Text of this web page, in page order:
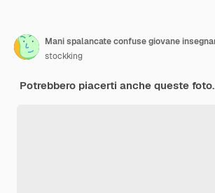
stockking
Potrebbero piacerti anche queste foto.